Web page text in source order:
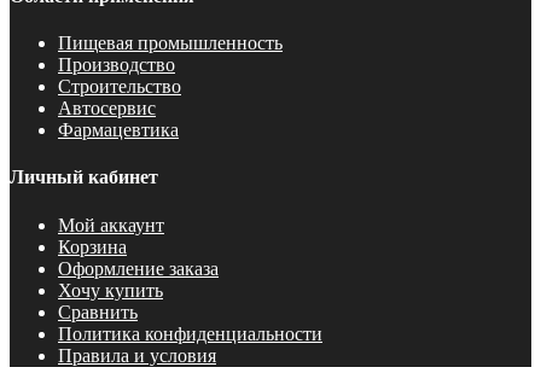
Пищевая промышленность
Производство
Строительство
Автосервис
Фармацевтика
Личный кабинет
Мой аккаунт
Корзина
Оформление заказа
Хочу купить
Сравнить
Политика конфиденциальности
Правила и условия